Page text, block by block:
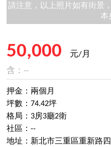
請注意，以上照片如有街景
本
50,000
元/月
含：--
押金：兩個月
坪數：74.42坪
格局：3房3廳2衛
社區：--
地址：新北市三重區重新路